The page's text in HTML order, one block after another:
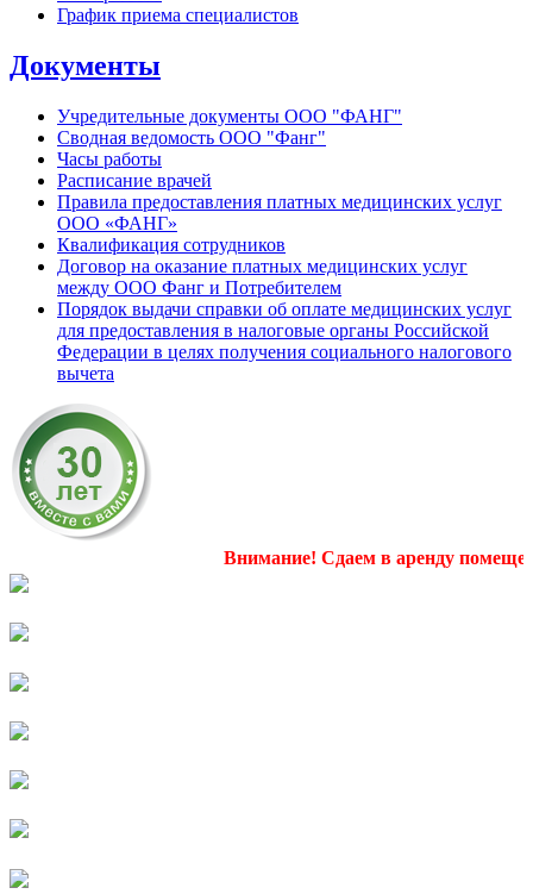
График приема специалистов
Документы
Учредительные документы ООО "ФАНГ"
Сводная ведомость ООО "Фанг"
Часы работы
Расписание врачей
Правила предоставления платных медицинских услуг
ООО «ФАНГ»
Квалификация сотрудников
Договор на оказание платных медицинских услуг
между ООО Фанг и Потребителем
Порядок выдачи справки об оплате медицинских услуг
для предоставления в налоговые органы Российской
Федерации в целях получения социального налогового
вычета
Внимание! Сдаем в аренду